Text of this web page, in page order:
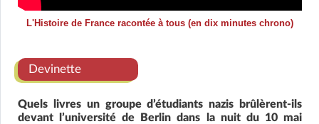
L'Histoire de France racontée à tous (en dix minutes chrono)
Devinette
Quels livres un groupe d’étudiants nazis brûlèrent-ils
devant l’université de Berlin dans la nuit du 10 mai